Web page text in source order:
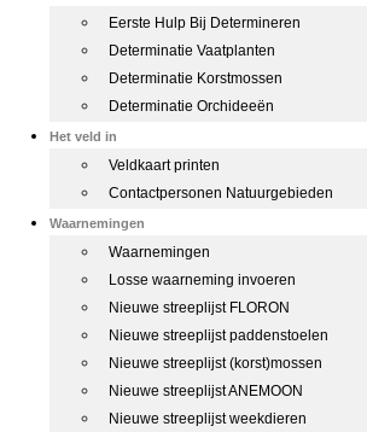
Eerste Hulp Bij Determineren
Determinatie Vaatplanten
Determinatie Korstmossen
Determinatie Orchideeën
Het veld in
Veldkaart printen
Contactpersonen Natuurgebieden
Waarnemingen
Waarnemingen
Losse waarneming invoeren
Nieuwe streeplijst FLORON
Nieuwe streeplijst paddenstoelen
Nieuwe streeplijst (korst)mossen
Nieuwe streeplijst ANEMOON
Nieuwe streeplijst weekdieren